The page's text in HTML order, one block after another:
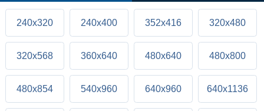
240x320 240x400 352x416 320x480
320x568 360x640 480x640 480x800
480x854 540x960 640x960 640x1136